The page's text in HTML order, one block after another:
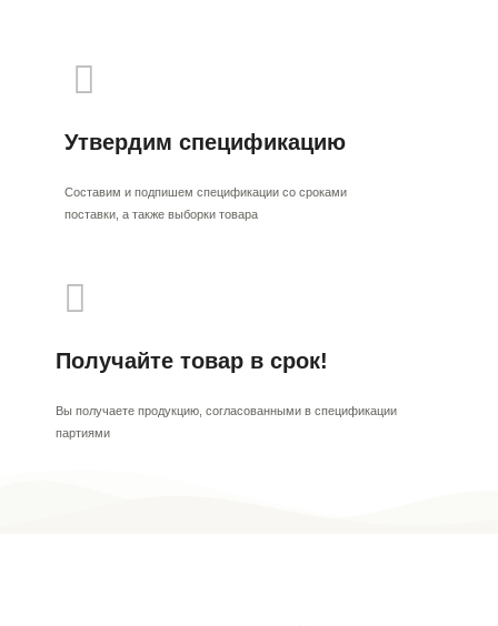
Утвердим спецификацию
Составим и подпишем спецификации со сроками
поставки, а также выборки товара
Получайте товар в срок!
Вы получаете продукцию, согласованными в спецификации
партиями